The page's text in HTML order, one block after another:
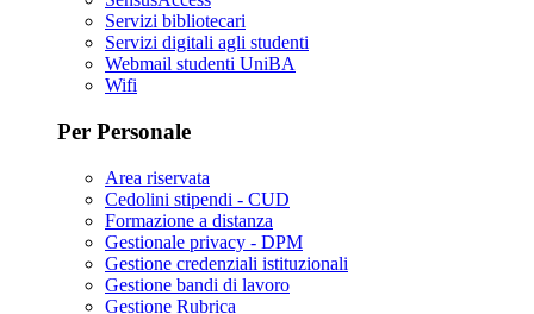
Servizi bibliotecari
Servizi digitali agli studenti
Webmail studenti UniBA
Wifi
Per Personale
Area riservata
Cedolini stipendi - CUD
Formazione a distanza
Gestionale privacy - DPM
Gestione credenziali istituzionali
Gestione bandi di lavoro
Gestione Rubrica